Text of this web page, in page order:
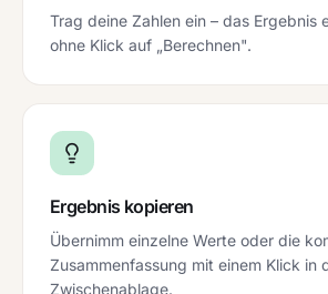
Trag deine Zahlen ein – das Ergebnis
ohne Klick auf „Berechnen".
Ergebnis kopieren
Übernimm einzelne Werte oder die
Zusammenfassung mit einem Klick in
Zwischenablage.